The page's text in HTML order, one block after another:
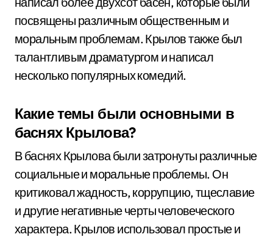
посвящены различным общественным и
моральным проблемам. Крылов также был
талантливым драматургом и написал
несколько популярных комедий.
Какие темы были основными в
баснях Крылова?
В баснях Крылова были затронуты различные
социальные и моральные проблемы. Он
критиковал жадность, коррупцию, тщеславие
и другие негативные черты человеческого
характера. Крылов использовал простые и